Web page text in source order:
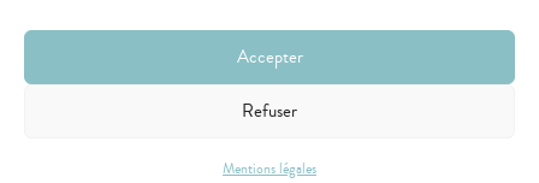
Accepter
Refuser
Mentions légales
© GRAPHEAST - <DM> - 2026